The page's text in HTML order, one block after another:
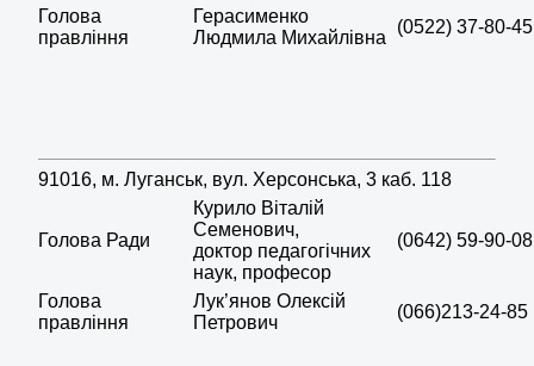
Голова
правління
Герасименко
Людмила Михайлівна
(0522) 37-80-45
91016, м. Луганськ, вул. Херсонська, 3 каб. 118
Голова Ради
Курило Віталій
Семенович,
доктор педагогічних
наук, професор
(0642) 59-90-08
Голова
правління
Лук’янов Олексій
Петрович
(066)213-24-85